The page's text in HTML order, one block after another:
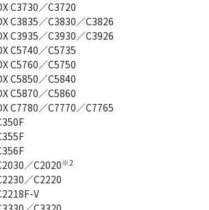
C3730／C3720
C3835／C3830／C3826
C3935／C3930／C3926
C5740／C5735
C5760／C5750
C5850／C5840
C5870／C5860
C7780／C7770／C7765
／C2020※2
／C2220
V